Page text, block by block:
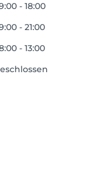
- 18:00
- 21:00
- 13:00